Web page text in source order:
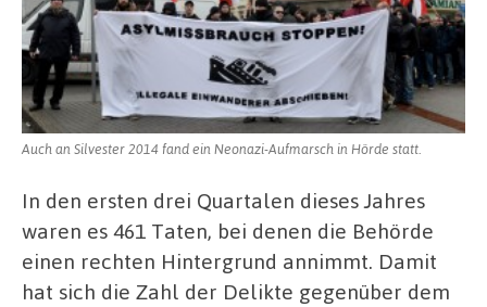
Auch an Silvester 2014 fand ein Neonazi-Aufmarsch in Hörde statt.
In den ersten drei Quartalen dieses Jahres
waren es 461 Taten, bei denen die Behörde
einen rechten Hintergrund annimmt. Damit
hat sich die Zahl der Delikte gegenüber dem